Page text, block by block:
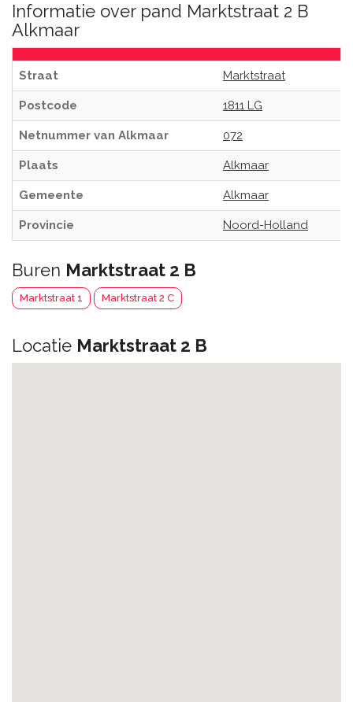
Informatie over pand Marktstraat 2 B
Alkmaar
Straat Marktstraat
Postcode 1811 LG
Netnummer van Alkmaar 072
Plaats Alkmaar
Gemeente Alkmaar
Provincie Noord-Holland
Buren Marktstraat 2 B
Marktstraat 1 Marktstraat 2 C
Locatie Marktstraat 2 B